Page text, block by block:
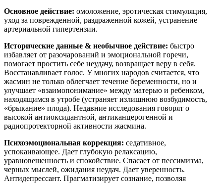
Основное действие: омоложение, эротическая стимуляция,
уход за поврежденной, раздраженной кожей, устранение
артериальной гипертензии.
Исторические данные & необычное действие: быстро
избавляет от разочарований и эмоциональной горечи,
помогает простить себе неудачу, возвращает веру в себя.
Восстанавливает голос. У многих народов считается, что
жасмин не только облегчает течение беременности, но и
улучшает «взаимопонимание» между матерью и ребенком,
находящимся в утробе (устраняет излишнюю возбудимость,
«брыкание» плода). Недавние исследования говорят о
высокой антиоксидантной, антиканцерогенной и
радиопротекторной активности жасмина.
Психоэмоциональная коррекция: седативное,
успокаивающее. Дает глубокую релаксацию,
уравновешенность и спокойствие. Спасает от пессимизма,
черных мыслей, ожидания неудач. Дает уверенность.
Антидепрессант. Прагматизирует сознание, позволяя